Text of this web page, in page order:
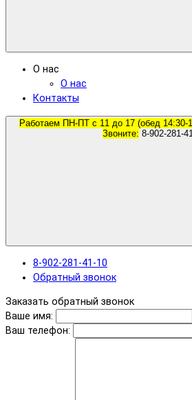
О нас
О нас
Контакты
Работаем ПН-ПТ с 11 до 17 (обед
Звоните:
8-902-281-41-10
Обратный звонок
Заказать обратный звонок
Ваше имя:
Ваш телефон: